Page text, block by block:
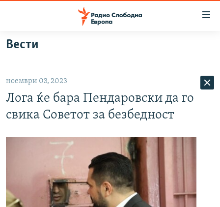
Оди
на
главната
навигација
на
ВИЗУЕЛНО
ПРИЈАВИ СЕ ЗА ЊУЗЛЕТЕР
ПОДКАСТ ЗОШТО?
Вести
ноември 03, 2023
Лога ќе бара Пендаровски да го
свика Советот за безбедност